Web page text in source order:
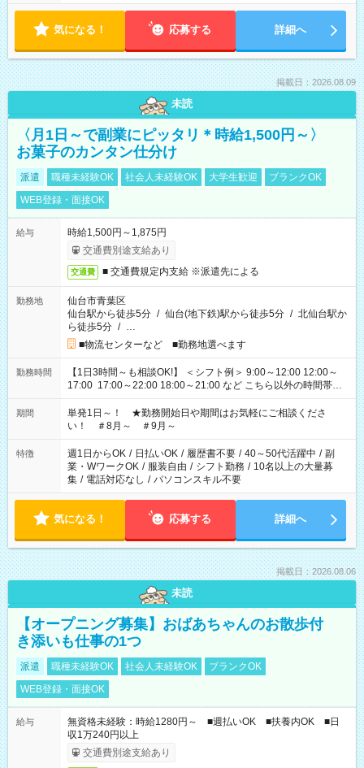
気になる！ 応募する 詳細へ
掲載日：2026.08.09
未読
〈月1日～で副業にピッタリ＊時給1,500円～〉
お菓子のカンタン仕分け
派遣 職種未経験OK 社会人未経験OK 大学生歓迎
ブランクOK
WEB登録・面接OK
給与
時給1,500円～1,875円
交通費別途支給あり
交通費 ■ 交通費規定内支給 ※派遣先による
勤務地
仙台市青葉区
仙台駅から徒歩5分 / 仙台(地下鉄)駅から徒歩5分 / 北仙台駅か
ら徒歩5分 / …
■物流センターなど ■勤務地選べます
勤務時間
【1日3時間～も相談OK!】 ＜シフト例＞ 9:00～12:00 12:00～
17:00 17:00～22:00 18:00～21:00 など こちら以外の時間帯も
お気軽にご相談ください！
期間
単発1日～！ ★勤務開始日や期間はお気軽にご相談くださ
い！ ＃8月～ ＃9月～
特徴 週1日からOK / 日払いOK / 履歴書不要 / 40～50代活躍中 / 副
業・WワークOK / 服装自由 / シフト勤務 / 10名以上の大量募
集 / 電話対応なし / パソコンスキル不要
気になる！ 応募する 詳細へ
掲載日：2026.08.06
未読
【オープニング募集】おばあちゃんのお散歩付
き添いも仕事の1つ
派遣 職種未経験OK 社会人未経験OK
ブランクOK
WEB登録・面接OK
給与
無資格未経験：時給1280円～ ■週払いOK ■扶養内OK ■日
収1万240円以上
交通費別途支給あり